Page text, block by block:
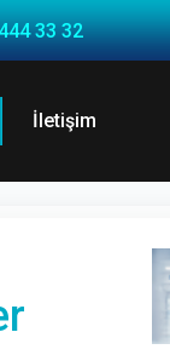
33 32
İletişim